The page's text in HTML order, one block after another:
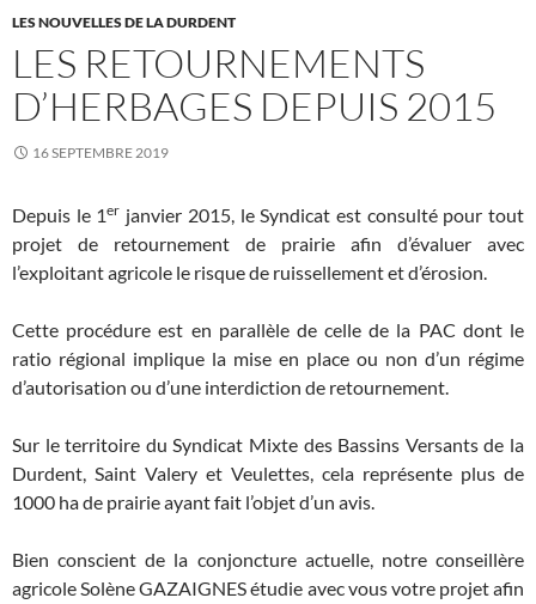
LES NOUVELLES DE LA DURDENT
LES RETOURNEMENTS
D’HERBAGES DEPUIS 2015
16 SEPTEMBRE 2019
Depuis le 1er janvier 2015, le Syndicat est consulté pour tout
projet de retournement de prairie afin d’évaluer avec
l’exploitant agricole le risque de ruissellement et d’érosion.
Cette procédure est en parallèle de celle de la PAC dont le
ratio régional implique la mise en place ou non d’un régime
d’autorisation ou d’une interdiction de retournement.
Sur le territoire du Syndicat Mixte des Bassins Versants de la
Durdent, Saint Valery et Veulettes, cela représente plus de
1000 ha de prairie ayant fait l’objet d’un avis.
Bien conscient de la conjoncture actuelle, notre conseillère
agricole Solène GAZAIGNES étudie avec vous votre projet afin